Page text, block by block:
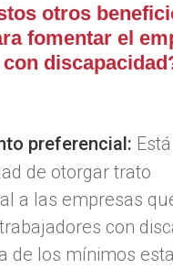
otros
fomentar el
preferencial:
de otorgar trato
a las empresas
con
de los mínimos